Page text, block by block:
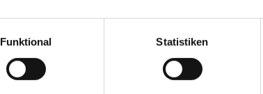
Funktional Statistiken